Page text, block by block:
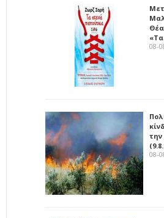
08-
08-